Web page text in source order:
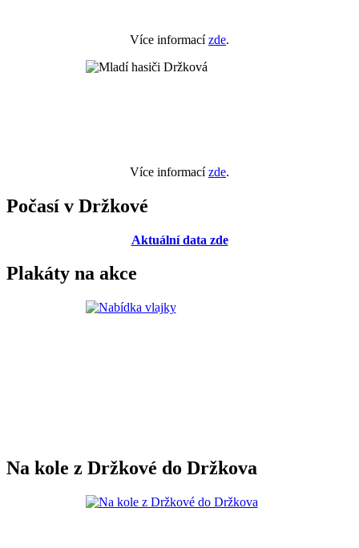
Více informacízde.
Více informacízde.
Počasí v Držkové
Aktuální data zde
Plakáty na akce
Na kole z Držkové do Držkova